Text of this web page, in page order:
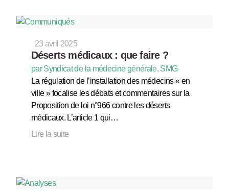
23 avril 2025
Déserts médicaux : que faire ?
par Syndicat de la médecine générale, SMG
La régulation de l’installation des médecins « en
ville » focalise les débats et commentaires sur la
Proposition de loi n°966 contre les déserts
médicaux. L’article 1 qui…
Lire la suite